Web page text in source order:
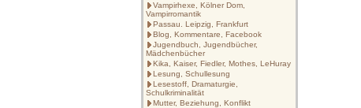
Vampirhexe, Kölner Dom,
Vampirromantik
Passau. Leipzig, Frankfurt
Blog, Kommentare, Facebook
Jugendbuch, Jugendbücher,
Mädchenbücher
Kika, Kaiser, Fiedler, Mothes, LeHuray
Lesung, Schullesung
Lesestoff, Dramaturgie,
Schulkriminalität
Mutter, Beziehung, Konflikt